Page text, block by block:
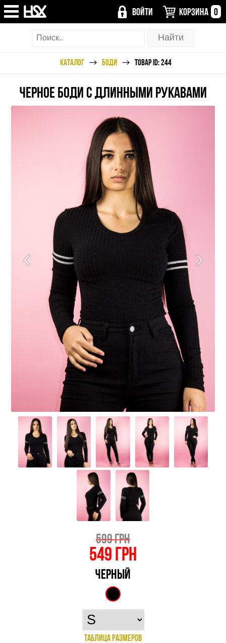
ВОЙТИ КОРЗИНА 0
КАТАЛОГ БОДИ ТОВАР ID: 244
ЧЕРНОЕ БОДИ С ДЛИННЫМИ РУКАВАМИ
599 ГРН
549ГРН
ЧЕРНЫЙ
ТАБЛИЦА РАЗМЕРОВ